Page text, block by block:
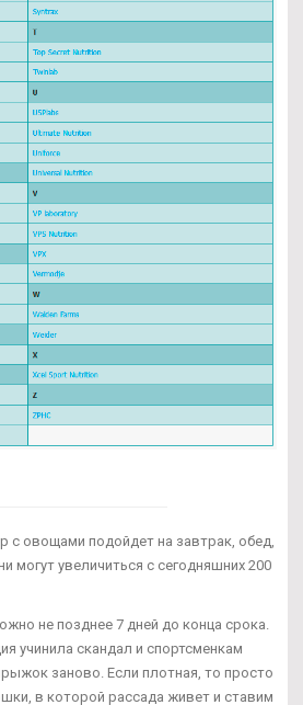
с овощами подойдет на завтрак, обед,
могут увеличиться с сегодняшних 200
не позднее 7 дней до конца срока.
учинила скандал и спортсменкам
заново. Если плотная, то просто
в которой рассада живет и ставим